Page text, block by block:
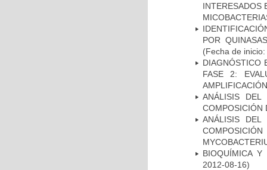
INTERESADOS
POR
(Fecha de
DIAGNÓSTICO
FASE 2:
ANÁLISIS DEL
COMPOSICIÓN
ANÁLISIS DEL
BIOQUÍMICA Y
2012-08-16)